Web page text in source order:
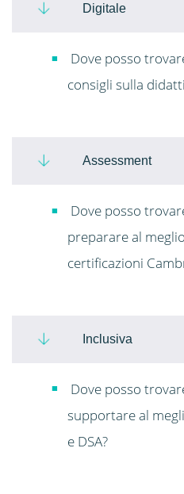
Digitale
Dove posso
consigli sulla
Assessment
Dove posso
preparare al
certificazioni
Inclusiva
Dove posso
supportare al
e DSA?